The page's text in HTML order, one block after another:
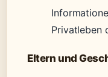
Privatleben
Eltern und